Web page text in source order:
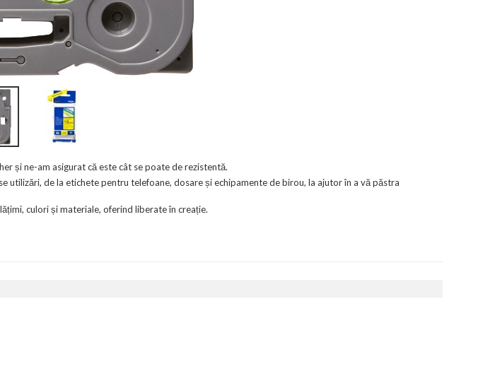
și ne-am asigurat că este cât se poate de rezistentă.
utilizări, de la etichete pentru telefoane, dosare și echipamente de birou, la ajutor în a vă păstra
culori și materiale, oferind liberate în creație.